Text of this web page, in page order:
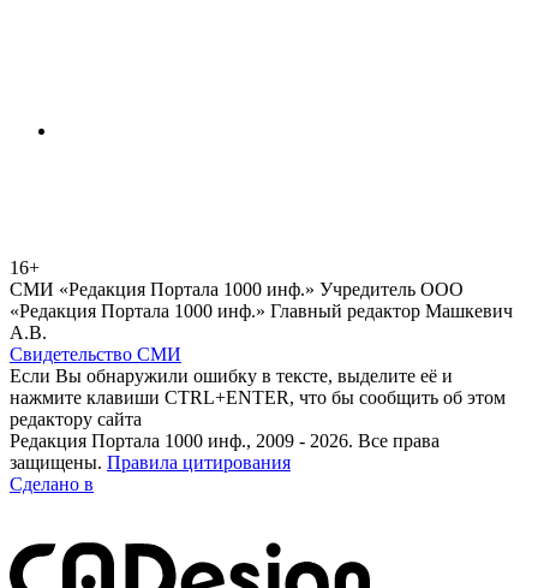
16+
СМИ «Редакция Портала 1000 инф.» Учредитель ООО
«Редакция Портала 1000 инф.» Главный редактор Машкевич
А.В.
Свидетельство СМИ
Если Вы обнаружили ошибку в тексте, выделите её и
нажмите клавиши CTRL+ENTER, что бы сообщить об этом
редактору сайта
Редакция Портала 1000 инф., 2009 - 2026. Все права
защищены. Правила цитирования
Сделано в